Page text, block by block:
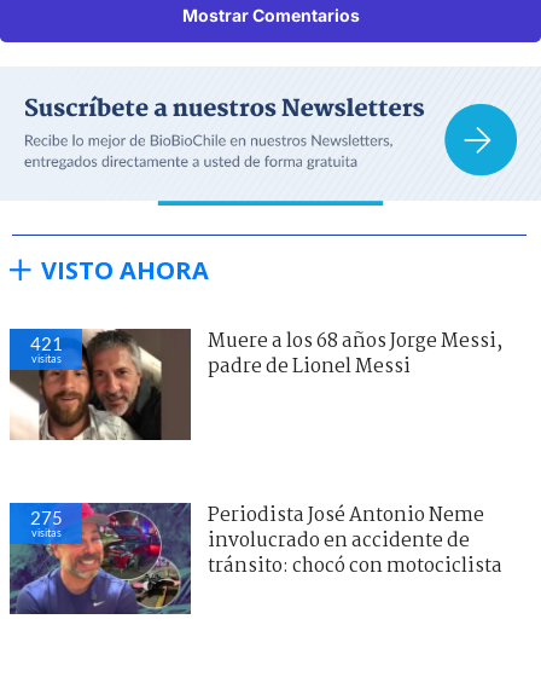
Mostrar Comentarios
VISTO AHORA
421
visitas
Muere a los 68 años Jorge Messi,
padre de Lionel Messi
275
visitas
Periodista José Antonio Neme
involucrado en accidente de
tránsito: chocó con motociclista